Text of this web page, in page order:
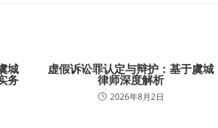
城
务
虚假诉讼罪认定与辩护：基于虞城
律师深度解析
2026年8月2日